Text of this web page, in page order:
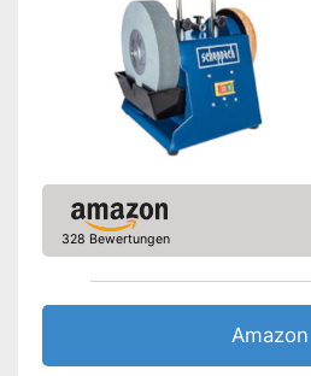
328 Bewertungen
Amazon